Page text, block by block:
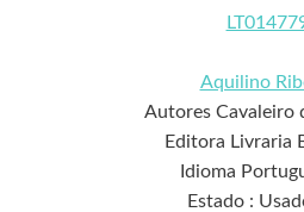
Aquilino
Autores Cavaleiro
Editora Livraria
Idioma
Estado :